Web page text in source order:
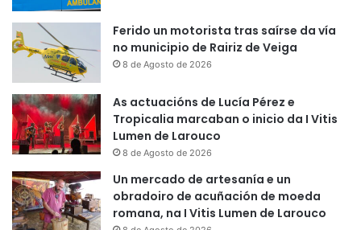
Ferido un motorista tras saírse da vía
no municipio de Rairiz de Veiga
8 de Agosto de 2026
As actuacións de Lucía Pérez e
Tropicalia marcaban o inicio da I Vitis
Lumen de Larouco
8 de Agosto de 2026
Un mercado de artesanía e un
obradoiro de acuñación de moeda
romana, na I Vitis Lumen de Larouco